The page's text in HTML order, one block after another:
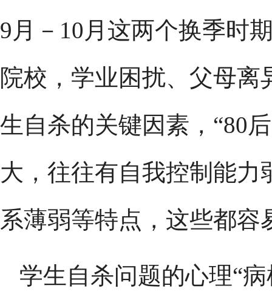
9月－10月这两个换季时
院校，学业困扰、父母
生自杀的关键因素，“80
大，往往有自我控制能
系薄弱等特点，这些都
学生自杀问题的心理“